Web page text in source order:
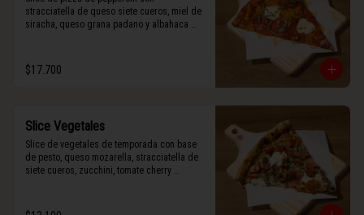
stracciatella de queso siete cueros, miel de
siracha, queso grana padano y albahaca
$17.700
Slice Vegetales
Slice de vegetales de temporada con base
de pesto, queso mozarella, stracciatella de
siete cueros, zucchini, tomate cherry
fresca.